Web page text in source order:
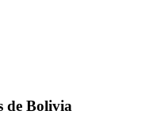
de Bolivia